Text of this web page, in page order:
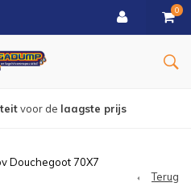
0
vanaf € 150
Douchegoot 70X7
Terug